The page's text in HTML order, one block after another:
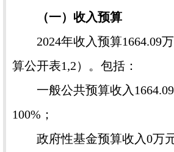
（一）收入预算
2024年收入预算1664.09
算公开表1,2）。包括：
一般公共预算收入1664.09
100%；
政府性基金预算收入0万元